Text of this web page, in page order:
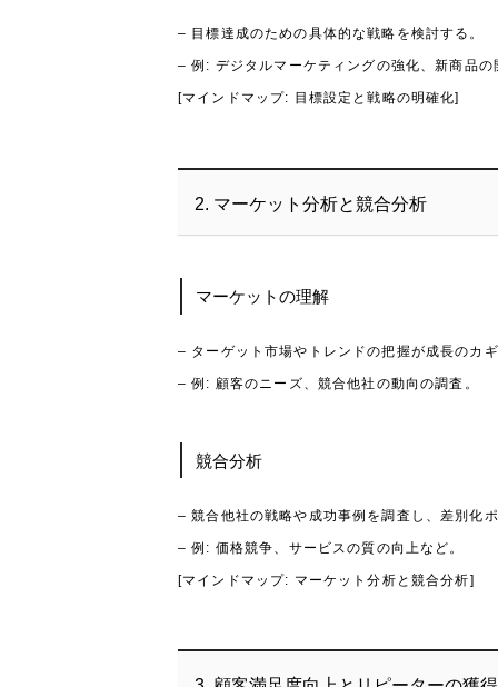
– 目標達成のための具体的な戦略を検討する。
– 例: デジタルマーケティングの強化、新商品の
[マインドマップ: 目標設定と戦略の明確化]
2. マーケット分析と競合分析
マーケットの理解
– ターゲット市場やトレンドの把握が成長のカギ
– 例: 顧客のニーズ、競合他社の動向の調査。
競合分析
– 競合他社の戦略や成功事例を調査し、差別化
– 例: 価格競争、サービスの質の向上など。
[マインドマップ: マーケット分析と競合分析]